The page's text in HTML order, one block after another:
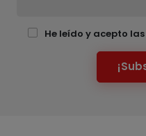
He leído y acepto las